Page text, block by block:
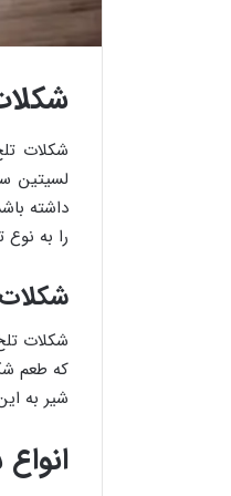
شکلات
لسیتین
داشته
را به
شکلات
که طعم
شیر به